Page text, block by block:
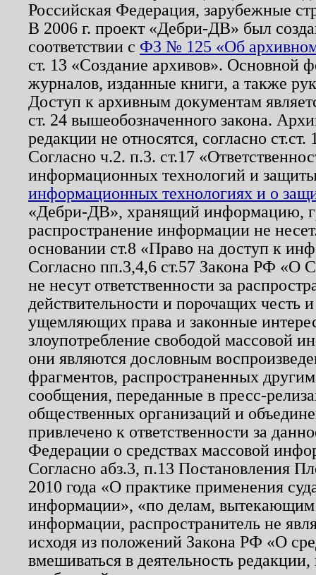
Российская Федерация, зарубежные
В 2006 г. проект «Дебри-ДВ» был
соответствии с ФЗ № 125 «Об
ст. 13 «Создание архивов». Основной
журналов, изданные книги, а также
Доступ к архивным документам
ст. 24 вышеобозначенного закона.
редакции не относятся, согласно
Согласно ч.2. п.3. ст.17
информационных технологий и
информационных технологиях и о
«Дебри-ДВ», хранящий информацию,
распространение информации не
основании ст.8 «Право на доступ к
Согласно пп.3,4,6 ст.57 Закона РФ «О
не несут ответственности за
действительности и порочащих честь
ущемляющих права и законные
злоупотребление свободой массовой
они являются дословным
фрагментов, распространенных
сообщения, переданные в пресс-
общественных организаций и
привлечено к ответственности за
Федерации о средствах массовой
Согласно абз.3, п.13 Постановления
2010 года «О практике применения
информации», «по делам, вытекающим
информации, распространитель не
исходя из положений Закона РФ «О
вмешиваться в деятельность